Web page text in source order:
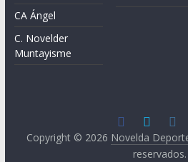
CA Ángel
C. Novelder
Muntayisme
Copyright © 2026 Novelda
reservados.